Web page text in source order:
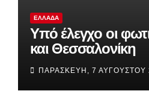
ΕΛΛΆΔΑ
Υπό έλεγχο οι
και Θεσσαλονίκη
ΠΑΡΑΣΚΕΥΉ, 7 ΑΥΓΟΎΣΤΟΥ